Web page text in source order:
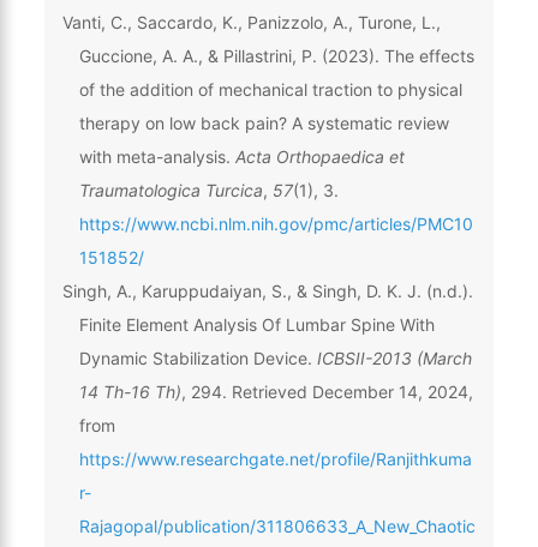
Vanti, C., Saccardo, K., Panizzolo, A., Turone, L.,
Guccione, A. A., & Pillastrini, P. (2023). The effects
of the addition of mechanical traction to physical
therapy on low back pain? A systematic review
with meta-analysis. Acta Orthopaedica et
Traumatologica Turcica, 57(1), 3.
https://www.ncbi.nlm.nih.gov/pmc/articles/PMC10
151852/
Singh, A., Karuppudaiyan, S., & Singh, D. K. J. (n.d.).
Finite Element Analysis Of Lumbar Spine With
Dynamic Stabilization Device. ICBSII-2013 (March
14 Th-16 Th), 294. Retrieved December 14, 2024,
from
https://www.researchgate.net/profile/Ranjithkuma
r-
Rajagopal/publication/311806633_A_New_Chaotic